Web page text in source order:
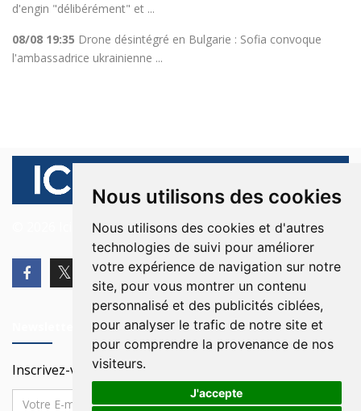
Nous utilisons des cookies
Nous utilisons des cookies et d'autres
technologies de suivi pour améliorer
votre expérience de navigation sur notre
site, pour vous montrer un contenu
personnalisé et des publicités ciblées,
pour analyser le trafic de notre site et
pour comprendre la provenance de nos
visiteurs.
J'accepte
d'engin "délibérément" et ...
08/08 19:35 Drone désintégré en Bulgarie : Sofia convoque
l'ambassadrice ukrainienne ...
© 2026 Ici Beyrouth. Tous les droits sont réservés.
Inscrivez-vous à notre Newsletter